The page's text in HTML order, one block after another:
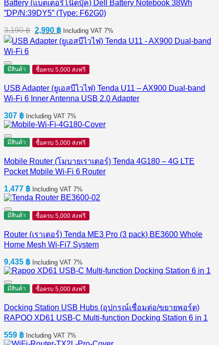
Battery (แบตเตอรี่โน๊ตบุ๊ค) Dell Battery Notebook 38Wh
”DP/N:39DY5” (Type: F62G0)
3,190฿ Original
price
was:
2,990 ฿Current
price
is:
Including VAT 7%
มีสินค้า ซื้อครบ 5,000 ส่งฟรี
USB Adapter (ยูเอสบีไวไฟ) Tenda U11 – AX900 Dual-band
Wi-Fi 6 Inner Antenna USB 2.0 Adapter
307 ฿ Including VAT 7%
มีสินค้า ซื้อครบ 5,000 ส่งฟรี
Mobile Router (โมบายเราเตอร์) Tenda 4G180 – 4G LTE
Pocket Mobile Wi-Fi 6 Router
1,477 ฿ Including VAT 7%
มีสินค้า ซื้อครบ 5,000 ส่งฟรี
Router (เราเตอร์) Tenda ME3 Pro (3 pack) BE3600 Whole
Home Mesh Wi-Fi7 System
9,435 ฿ Including VAT 7%
มีสินค้า ซื้อครบ 5,000 ส่งฟรี
Docking Station USB Hubs (อุปกรณ์เชื่อมต่อ/ขยายพอร์ต)
RAPOO XD61 USB-C Multi-function Docking Station 6 in 1
559 ฿ Including VAT 7%